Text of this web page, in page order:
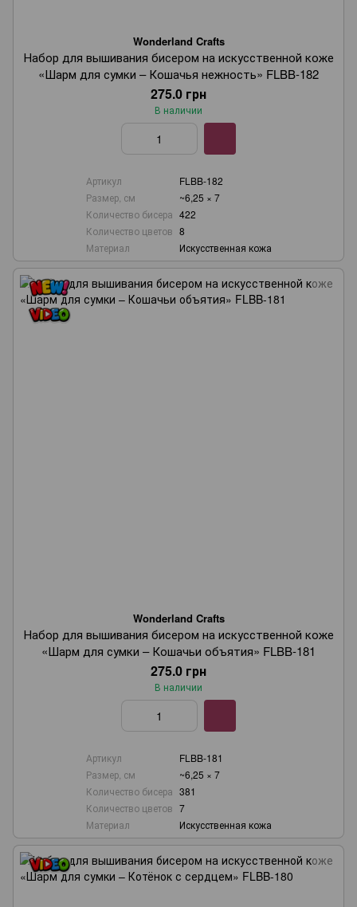
Wonderland Crafts
Набор для вышивания бисером на искусственной коже
«Шарм для сумки – Кошачья нежность» FLBB-182
275.0 грн
В наличии
Артикул
FLBB-182
Размер, см
~6,25 × 7
Количество бисера 422
Количество цветов 8
Материал
Искусственная кожа
Wonderland Crafts
Набор для вышивания бисером на искусственной коже
«Шарм для сумки – Кошачьи объятия» FLBB-181
275.0 грн
В наличии
Артикул
FLBB-181
Размер, см
~6,25 × 7
Количество бисера 381
Количество цветов 7
Материал
Искусственная кожа